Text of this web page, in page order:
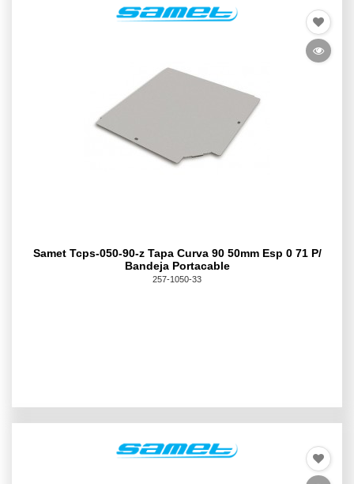
Samet Tcps-050-90-z Tapa Curva 90 50mm Esp 0 71 P/
Bandeja Portacable
257-1050-33